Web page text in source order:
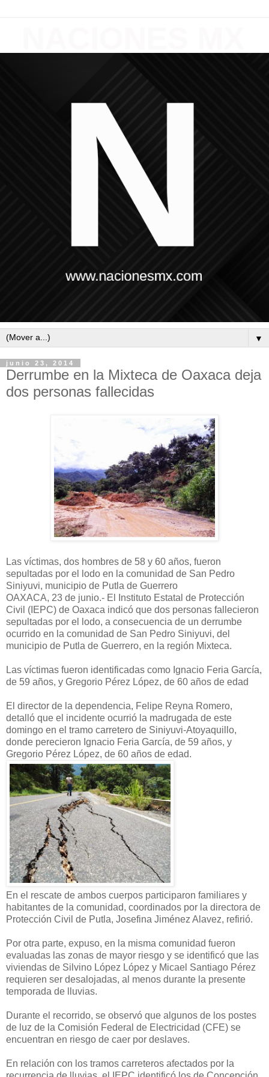
▼
junio 23, 2014
Derrumbe en la Mixteca de Oaxaca deja
dos personas fallecidas
Las víctimas, dos hombres de 58 y 60 años, fueron
sepultadas por el lodo en la comunidad de San Pedro
Siniyuvi, municipio de Putla de Guerrero
OAXACA, 23 de junio.- El Instituto Estatal de Protección
Civil (IEPC) de Oaxaca indicó que dos personas fallecieron
sepultadas por el lodo, a consecuencia de un derrumbe
ocurrido en la comunidad de San Pedro Siniyuvi, del
municipio de Putla de Guerrero, en la región Mixteca.
Las víctimas fueron identificadas como Ignacio Feria García,
de 59 años, y Gregorio Pérez López, de 60 años de edad
El director de la dependencia, Felipe Reyna Romero,
detalló que el incidente ocurrió la madrugada de este
domingo en el tramo carretero de Siniyuvi-Atoyaquillo,
donde perecieron Ignacio Feria García, de 59 años, y
Gregorio Pérez López, de 60 años de edad.
En el rescate de ambos cuerpos participaron familiares y
habitantes de la comunidad, coordinados por la directora de
Protección Civil de Putla, Josefina Jiménez Alavez, refirió.
Por otra parte, expuso, en la misma comunidad fueron
evaluadas las zonas de mayor riesgo y se identificó que las
viviendas de Silvino López López y Micael Santiago Pérez
requieren ser desalojadas, al menos durante la presente
temporada de lluvias.
Durante el recorrido, se observó que algunos de los postes
de luz de la Comisión Federal de Electricidad (CFE) se
encuentran en riesgo de caer por deslaves.
En relación con los tramos carreteros afectados por la